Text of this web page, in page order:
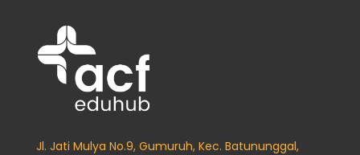
Jl. Jati Mulya No.9, Gumuruh, Kec. Batununggal,